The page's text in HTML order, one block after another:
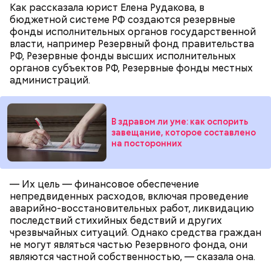
Как рассказала юрист Елена Рудакова, в
бюджетной системе РФ создаются резервные
фонды исполнительных органов государственной
власти, например Резервный фонд правительства
РФ, Резервные фонды высших исполнительных
органов субъектов РФ, Резервные фонды местных
администраций.
В здравом ли уме: как оспорить
завещание, которое составлено
на посторонних
— Их цель — финансовое обеспечение
непредвиденных расходов, включая проведение
аварийно-восстановительных работ, ликвидацию
последствий стихийных бедствий и других
чрезвычайных ситуаций. Однако средства граждан
не могут являться частью Резервного фонда, они
являются частной собственностью, — сказала она.
День малины со сливками отмечается в США в
честь вкусового сочетания этой ягоды со сливками.
В этот праздник люди едят не только малину со
сливками, но и другие десерты на основе этих
двух ингредиентов. Их можно купить в магазине
или сделать самостоятельно вместе со своими
родными и близкими.
кабачок;
брынза;
растительное масло;
помидоры черри либо грунтовые.
— Кабачки нужно натереть длинными слайсами
(это можно сделать на специальной терке),
похожими на спагетти, и уложить в противень.
Дальше нужно добавить немного растительного
масла, соль, а сверху бросить хаотично
порезанную брынзу. Затем добавляются помидоры
черри или грунтовые, — рассказал шеф-повар.
— Там может содержаться огромное количество
нитратов, которое вызовет головокружение,
гипоксию и ухудшение физического состояния, —
предостерегла Соломатина.